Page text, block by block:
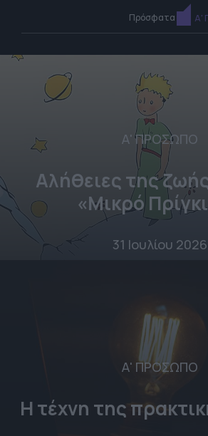
Πρόσφατα Α'
Α' ΠΡΟΣΩΠΟ
Αλήθειες της
«Μικρό
31 Ιουλίου 2026
Α' ΠΡΟΣΩΠΟ
Η τέχνη της